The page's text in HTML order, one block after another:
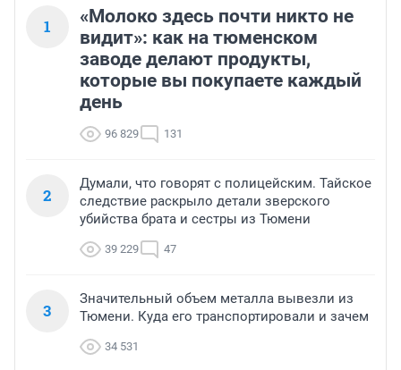
1
«Молоко здесь почти никто не
видит»: как на тюменском
заводе делают продукты,
которые вы покупаете каждый
день
96 829 131
2
Думали, что говорят с полицейским. Тайское
следствие раскрыло детали зверского
убийства брата и сестры из Тюмени
39 229 47
3
Значительный объем металла вывезли из
Тюмени. Куда его транспортировали и зачем
34 531